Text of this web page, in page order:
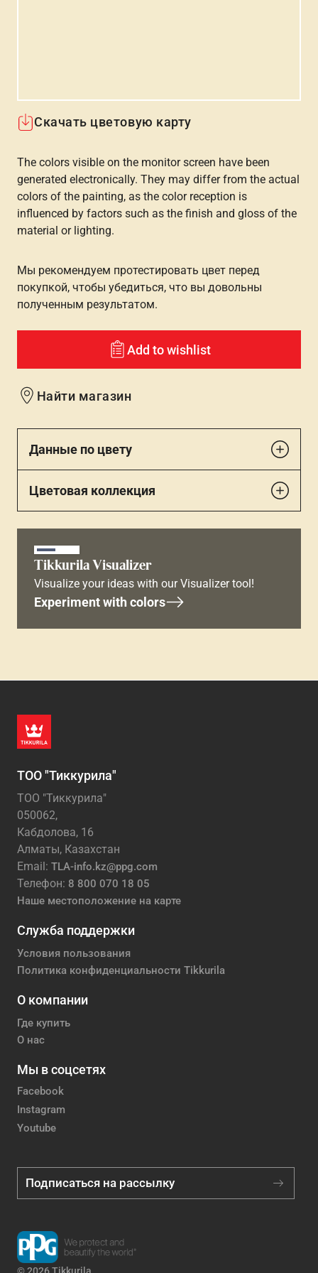
Скачать цветовую карту
The colors visible on the monitor screen have been
generated electronically. They may differ from the actual
colors of the painting, as the color reception is
influenced by factors such as the finish and gloss of the
material or lighting.
Мы рекомендуем протестировать цвет перед
покупкой, чтобы убедиться, что вы довольны
полученным результатом.
Add to wishlist
Найти магазин
Данные по цвету
Цветовая коллекция
Tikkurila Visualizer
Visualize your ideas with our Visualizer tool!
Experiment with colors
ТОО "Тиккурила"
ТОО "Тиккурила"
050062,
Кабдолова, 16
Алматы, Казахстан
Email: TLA-info.kz@ppg.com
Телефон: 8 800 070 18 05
Наше местоположение на карте
Служба поддержки
Условия пользования
Политика конфиденциальности Tikkurila
О компании
Где купить
О нас
Мы в соцсетях
Facebook
Instagram
Youtube
Подписаться на рассылку